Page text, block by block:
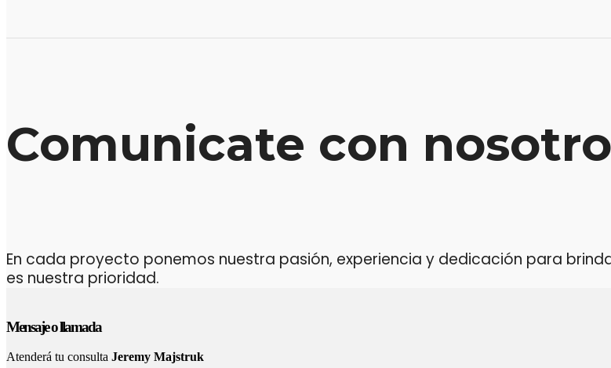
Comunicate con
En cada proyecto ponemos nuestra pasión, experiencia y dedicación para
es nuestra prioridad.
Mensaje o llamada
Atenderá tu consulta Jeremy Majstruk